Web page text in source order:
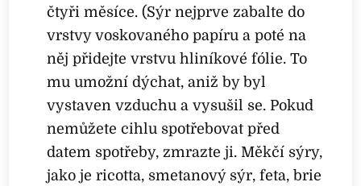
čtyři měsíce. (Sýr nejprve zabalte do
vrstvy voskovaného papíru a poté na
něj přidejte vrstvu hliníkové fólie. To
mu umožní dýchat, aniž by byl
vystaven vzduchu a vysušil se. Pokud
nemůžete cihlu spotřebovat před
datem spotřeby, zmrazte ji. Měkčí sýry,
jako je ricotta, smetanový sýr, feta, brie